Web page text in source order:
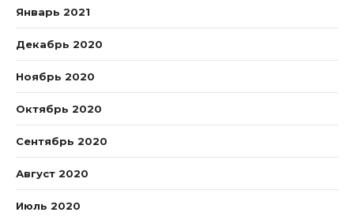
Январь 2021
Декабрь 2020
Ноябрь 2020
Октябрь 2020
Сентябрь 2020
Август 2020
Июль 2020